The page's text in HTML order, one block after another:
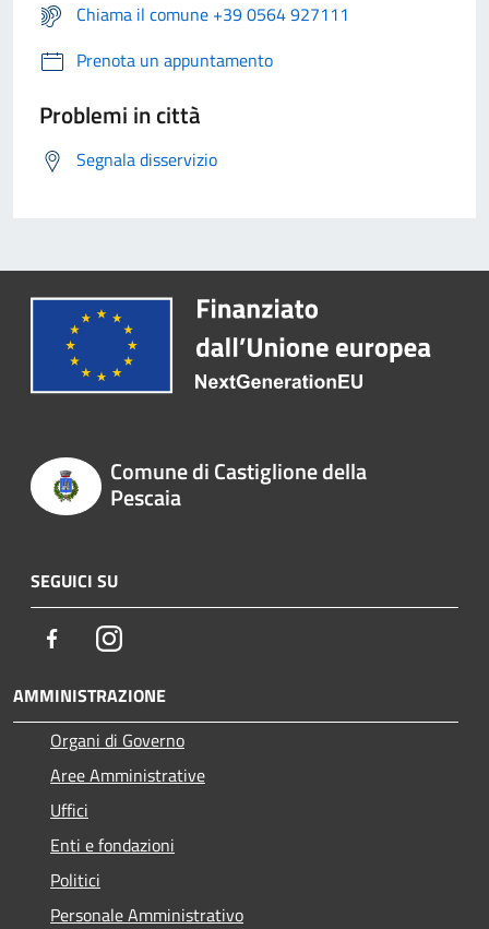
Chiama il comune +39 0564 927111
Prenota un appuntamento
Problemi in città
Segnala disservizio
Comune di Castiglione della
Pescaia
SEGUICI SU
FacebookInstagram
AMMINISTRAZIONE
Organi di Governo
Aree Amministrative
Uffici
Enti e fondazioni
Politici
Personale Amministrativo